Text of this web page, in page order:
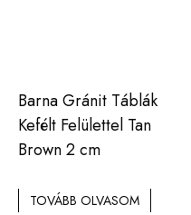
Barna Gránit Táblák
Kefélt Felülettel Tan
Brown 2 cm
TOVÁBB OLVASOM